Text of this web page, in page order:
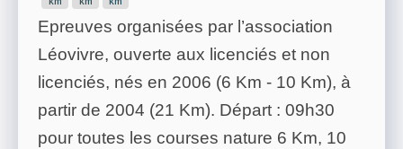
Epreuves organisées par l’association
Léovivre, ouverte aux licenciés et non
licenciés, nés en 2006 (6 Km - 10 Km), à
partir de 2004 (21 Km). Départ : 09h30
pour toutes les courses nature 6 Km, 10